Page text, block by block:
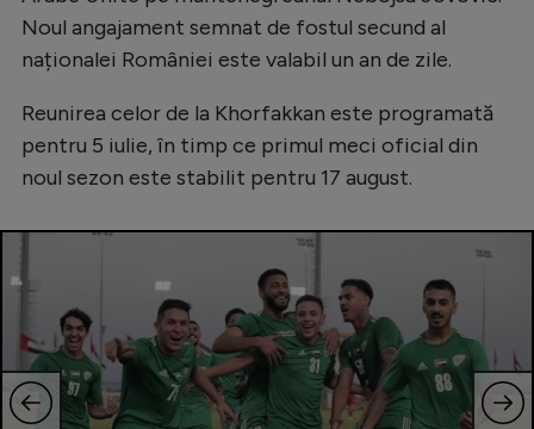
Noul angajament semnat de fostul secund al
naționalei României este valabil un an de zile.
Reunirea celor de la Khorfakkan este programată
pentru 5 iulie, în timp ce primul meci oficial din
noul sezon este stabilit pentru 17 august.